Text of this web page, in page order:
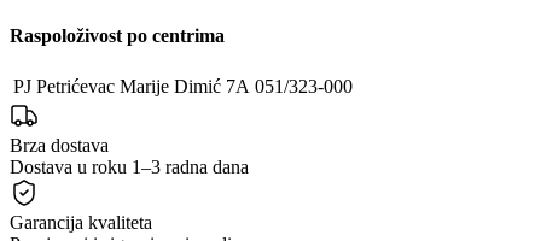
Raspoloživost po centrima
PJ Petrićevac Marije Dimić 7A 051/323-000
Brza dostava
Dostava u roku 1–3 radna dana
Garancija kvaliteta